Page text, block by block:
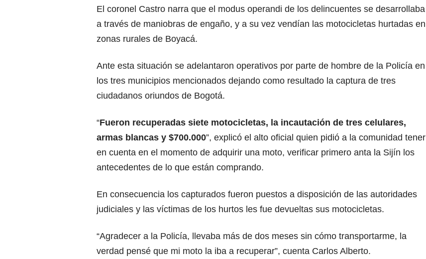
El coronel Castro narra que el modus operandi de los delincuentes se desarrollaba
a través de maniobras de engaño, y a su vez vendían las motocicletas hurtadas en
zonas rurales de Boyacá.
Ante esta situación se adelantaron operativos por parte de hombre de la Policía en
los tres municipios mencionados dejando como resultado la captura de tres
ciudadanos oriundos de Bogotá.
“Fueron recuperadas siete motocicletas, la incautación de tres celulares,
armas blancas y $700.000”, explicó el alto oficial quien pidió a la comunidad tener
en cuenta en el momento de adquirir una moto, verificar primero anta la Sijín los
antecedentes de lo que están comprando.
En consecuencia los capturados fueron puestos a disposición de las autoridades
judiciales y las víctimas de los hurtos les fue devueltas sus motocicletas.
“Agradecer a la Policía, llevaba más de dos meses sin cómo transportarme, la
verdad pensé que mi moto la iba a recuperar”, cuenta Carlos Alberto.